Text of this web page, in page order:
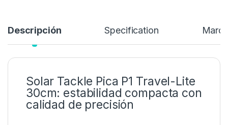
Descripción Specification Marca
Solar Tackle Pica P1 Travel-Lite
30cm: estabilidad compacta con
calidad de precisión